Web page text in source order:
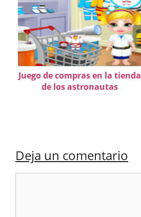
Juego de compras en la tienda
de los astronautas
Deja un comentario